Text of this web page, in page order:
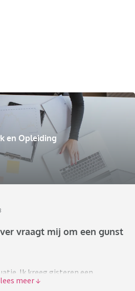
en Opleiding
vraagt mij om een gunst
Ik kreeg gisteren een
werkgever (waar ik 6